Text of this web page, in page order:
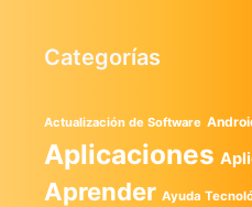
Categorías
Actualización de Software
Aplicaciones
Aprender Ayuda